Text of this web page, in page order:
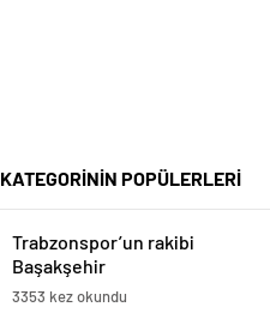
KATEGORİNİN POPÜLERLERİ
Trabzonspor’un rakibi
Başakşehir
3353 kez okundu